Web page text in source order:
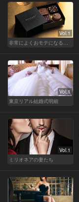
Vol.1
Vol.1
東京リアル結婚式明細
Vol.1
ミリオネアの妻たち